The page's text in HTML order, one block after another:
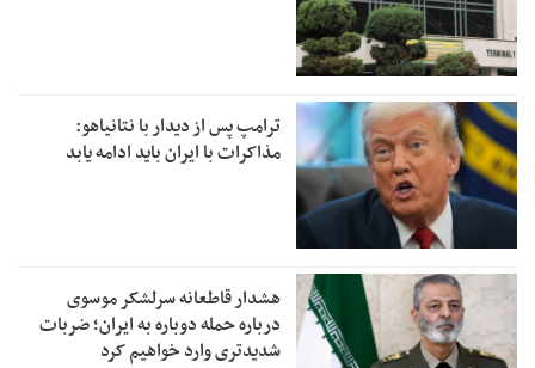
ترامپ پس از دیدار با نتانیاهو:
مذاکرات با ایران باید ادامه یابد
هشدار قاطعانه سرلشکر موسوی
درباره حمله دوباره به ایران؛ ضربات
شدیدتری وارد خواهیم کرد